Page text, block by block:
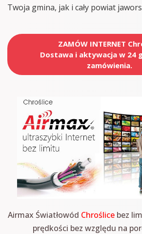
Twoja gmina, jak i cały powiat
ZAMÓW INTERNET
Dostawa i aktywacja w 24
zamówienia.
Airmax Światłowód Chroślice bez
prędkości bez względu na